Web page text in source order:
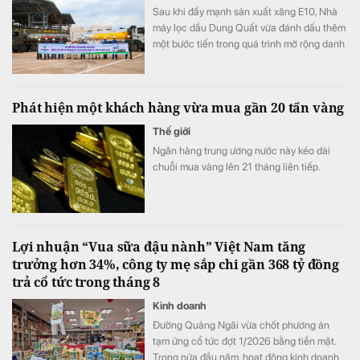
Sau khi đẩy mạnh sản xuất xăng E10, Nhà
máy lọc dầu Dung Quất vừa đánh dấu thêm
một bước tiến trong quá trình mở rộng danh
Phát hiện một khách hàng vừa mua gần 20 tấn vàng
Thế giới
Ngân hàng trung ương nước này kéo dài
chuỗi mua vàng lên 21 tháng liên tiếp.
Lợi nhuận “Vua sữa đậu nành” Việt Nam tăng
trưởng hơn 34%, công ty mẹ sắp chi gần 368 tỷ đồng
trả cổ tức trong tháng 8
Kinh doanh
Đường Quảng Ngãi vừa chốt phương án
tạm ứng cổ tức đợt 1/2026 bằng tiền mặt.
Trong nửa đầu năm, hoạt động kinh doanh